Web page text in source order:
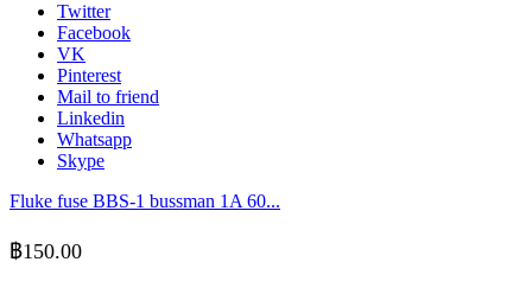
Twitter
Facebook
VK
Pinterest
Mail to friend
Linkedin
Whatsapp
Skype
Fluke fuse BBS-1 bussman 1A 60...
฿150.00